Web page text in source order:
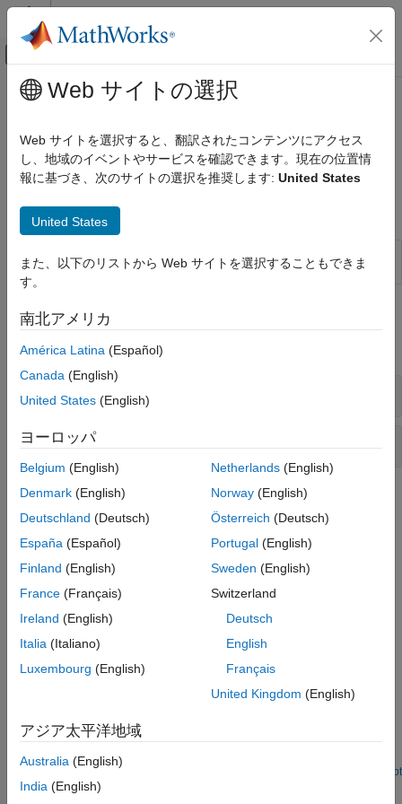
コンテンツへスキップ
オフキャンバス ナビゲーション メ
ドキュメンテーションのホーム
WLAN Toolbox
Signal Transmission
カテゴリ
802.11bn (Wi-Fi 8)
802.11be (Wi-Fi 7)
802.11az
802.11ax (Wi-Fi 6)
802.11n/ac (Wi-Fi 4 and Wi-Fi 5)
802.11a/b/g/j/p
メインコンテンツ
802.11az
Transmit 802.11az™ signals
Model 802.11az-related signal transmission functionality.
Apps
WLAN Waveform
Generator
Create, impair, visualize, and export
WLAN waveforms
Functions
expand all
Bit-Level Processing
Topics
802.11 Standards Supported by WLAN Toolbox for PHY
Modeling
Describes the IEEE
802.11™ standards supported by WLAN
Toolbox™ for physical layer modeling.
Related Information
802.11az Waveform Generation
Open Live Script
Web サイトの選択
Web サイトを選択すると、翻訳されたコンテンツにアクセス
し、地域のイベントやサービスを確認できます。現在の位置情
報に基づき、次のサイトの選択を推奨します: United States
United States
また、以下のリストから Web サイトを選択することもできま
す。
南北アメリカ
América Latina (Español)
Canada (English)
United States (English)
ヨーロッパ
Belgium (English)
Denmark (English)
Deutschland (Deutsch)
España (Español)
Finland (English)
France (Français)
Ireland (English)
Italia (Italiano)
Luxembourg (English)
Netherlands(English)
Norway(English)
Österreich (Deutsch)
Portugal(English)
Sweden (English)
Switzerland
Deutsch
English
Français
United Kingdom (English)
アジア太平洋地域
Australia (English)
India (English)